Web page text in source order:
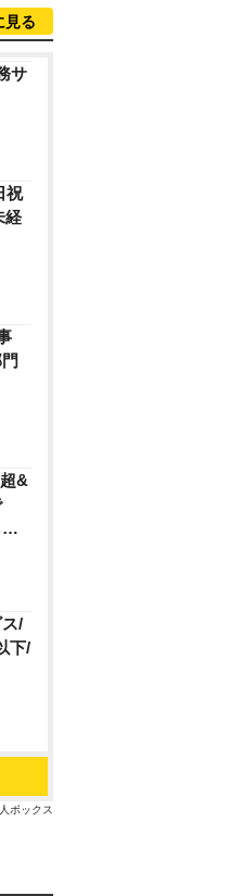
見る
サ
祝
経
&
/
下/
ボックス